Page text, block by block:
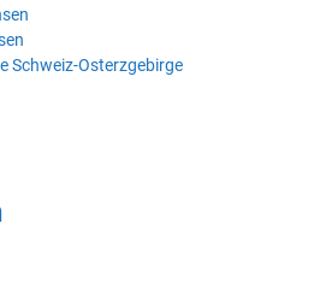
Schweiz-Osterzgebirge